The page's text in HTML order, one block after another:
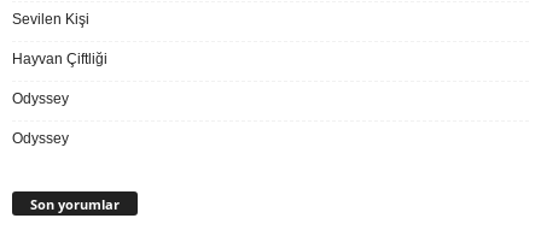
Sevilen Kişi
Hayvan Çiftliği
Odyssey
Odyssey
Son yorumlar